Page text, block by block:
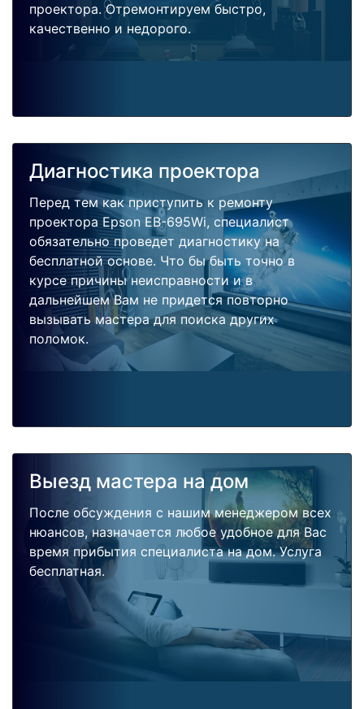
проектора. Отремонтируем быстро,
качественно и недорого.
Диагностика проектора
Перед тем как приступить к ремонту
проектора Epson EB-695Wi, специалист
обязательно проведет диагностику на
бесплатной основе. Что бы быть точно в
курсе причины неисправности и в
дальнейшем Вам не придется повторно
вызывать мастера для поиска других
поломок.
Выезд мастера на дом
После обсуждения с нашим менеджером всех
нюансов, назначается любое удобное для Вас
время прибытия специалиста на дом. Услуга
бесплатная.